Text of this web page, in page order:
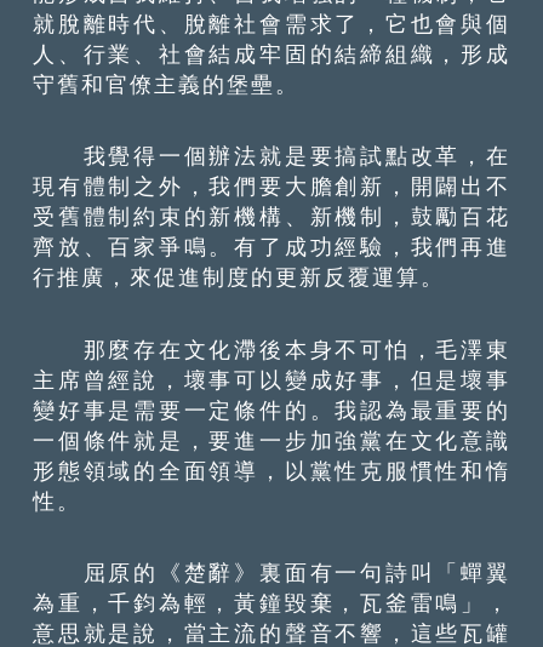
就脫離時代、脫離社會需求了，它也會與個
人、行業、社會結成牢固的結締組織，形成
守舊和官僚主義的堡壘。
我覺得一個辦法就是要搞試點改革，在
現有體制之外，我們要大膽創新，開闢出不
受舊體制約束的新機構、新機制，鼓勵百花
齊放、百家爭鳴。有了成功經驗，我們再進
行推廣，來促進制度的更新反覆運算。
那麼存在文化滯後本身不可怕，毛澤東
主席曾經說，壞事可以變成好事，但是壞事
變好事是需要一定條件的。我認為最重要的
一個條件就是，要進一步加強黨在文化意識
形態領域的全面領導，以黨性克服慣性和惰
性。
屈原的《楚辭》裏面有一句詩叫「蟬翼
為重，千鈞為輕，黃鐘毀棄，瓦釜雷鳴」，
意思就是說，當主流的聲音不響，這些瓦罐